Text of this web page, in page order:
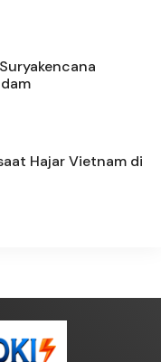
Hajar Vietnam di